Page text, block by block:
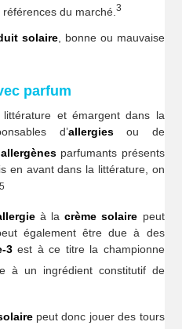
du marché.3
solaire, bonne ou mauvaise
parfum
et émargent dans la
d’allergiesou de
allergènesparfumants présents
en avant dans la littérature, on
5
à lacrème solaire peut
également être due à des
3est à ce titre la championne
à un ingrédient constitutif de
peut donc jouer des tours